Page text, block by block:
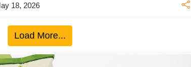
18, 2026
Load More...